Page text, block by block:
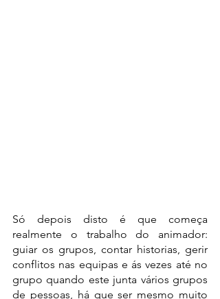
Só depois disto é que começa
realmente o trabalho do animador:
guiar os grupos, contar historias, gerir
conflitos nas equipas e ás vezes até no
grupo quando este junta vários grupos
de pessoas, há que ser mesmo muito